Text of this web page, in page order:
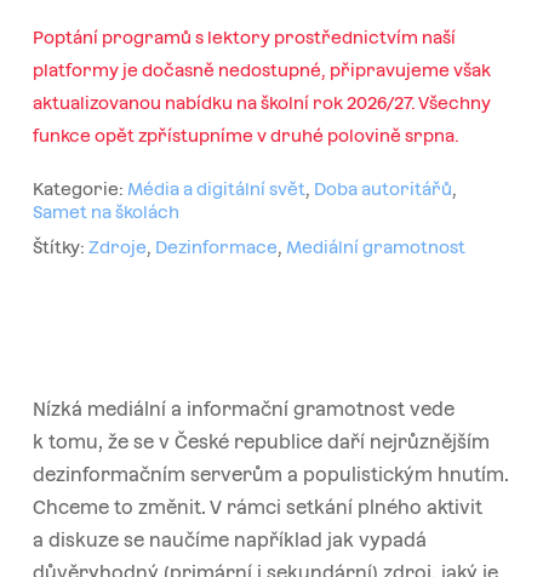
Poptání programů s lektory prostřednictvím naší
platformy je dočasně nedostupné, připravujeme však
aktualizovanou nabídku na školní rok 2026/27. Všechny
funkce opět zpřístupníme v druhé polovině srpna.
Kategorie: Média a digitální svět, Doba autoritářů,
Samet na školách
Štítky: Zdroje, Dezinformace, Mediální gramotnost
Nízká mediální a informační gramotnost vede
k tomu, že se v České republice daří nejrůznějším
dezinformačním serverům a populistickým hnutím.
Chceme to změnit. V rámci setkání plného aktivit
a diskuze se naučíme například jak vypadá
důvěryhodný (primární i sekundární) zdroj, jaký je